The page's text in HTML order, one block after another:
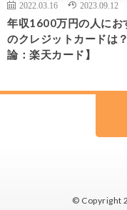
2022.03.16 2023.09.12
年収1600万円の人にお
のクレジットカードは
論：楽天カード】
© Copyright